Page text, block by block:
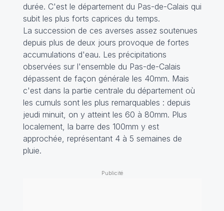
durée. C'est le département du Pas-de-Calais qui
subit les plus forts caprices du temps.
La succession de ces averses assez soutenues
depuis plus de deux jours provoque de fortes
accumulations d'eau. Les précipitations
observées sur l'ensemble du Pas-de-Calais
dépassent de façon générale les 40mm. Mais
c'est dans la partie centrale du département où
les cumuls sont les plus remarquables : depuis
jeudi minuit, on y atteint les 60 à 80mm. Plus
localement, la barre des 100mm y est
approchée, représentant 4 à 5 semaines de
pluie.